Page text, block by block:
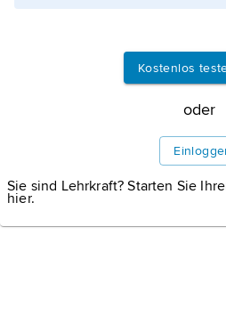
Kostenlos
oder
Sie sind Lehrkraft? Starten Sie
hier.